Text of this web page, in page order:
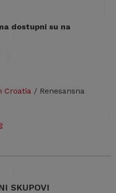
dostupni su na
Croatia / Renesansna
SKUPOVI